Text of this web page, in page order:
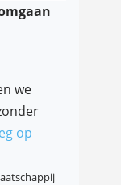
we
op